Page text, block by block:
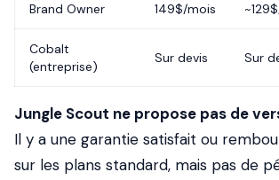
Brand Owner 149$/mois
Cobalt
(entreprise)
Sur devis Sur
Jungle Scout ne propose pas de
Il y a une garantie satisfait ou
sur les plans standard, mais pas de